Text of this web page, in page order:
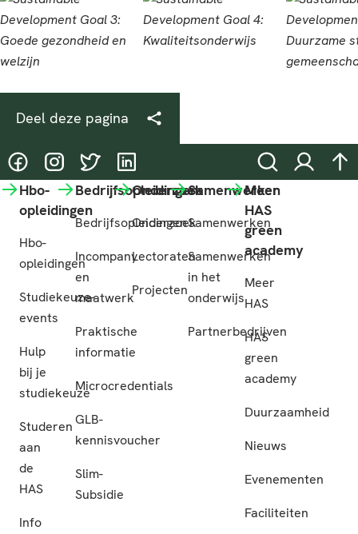
Deel deze pagina
@HASgreenacademy
@HASgreenacademy
@greenacademyHAS
@HASgreenacademy ZoekenInloggen
Hbo-
opleidingen
Hbo-
opleidingen
Studiekeuze-
events
Hulp
bij je
studiekeuze
Studeren
aan
de
HAS
Info
Bedrijfsopleidingen
Bedrijfsopleidingen
Incompany
en
maatwerk
Praktische
informatie
Microcredentials
GLB-
kennisvoucher
Slim-
Subsidie
Onderzoek
Onderzoek
Lectoraten
Projecten
Samenwerken
Samenwerken
Samenwerken
in het
onderwijs
Partnerbedrijven
Meer
HAS
green
academy
Meer
HAS
HAS
green
academy
Duurzaamheid
Nieuws
Evenementen
Faciliteiten